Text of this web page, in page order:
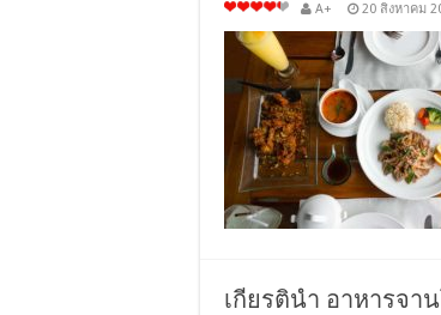
A+ 20 สิงหาคม
เกียรตินำ อาหารจา